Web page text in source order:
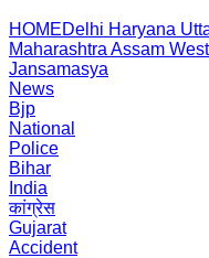
HOMEDelhi Haryana
Maharashtra Assam
Jansamasya
News
Bjp
National
Police
Bihar
India
कांग्रेस
Gujarat
Accident